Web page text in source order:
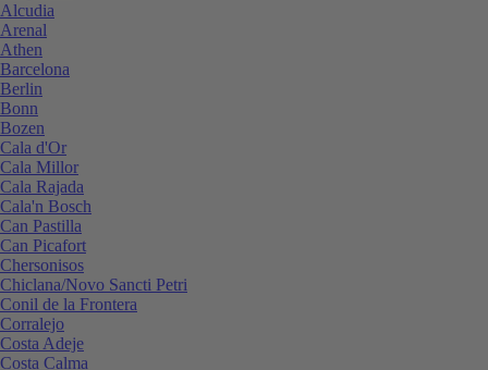
Alcudia
Arenal
Athen
Barcelona
Berlin
Bonn
Bozen
Cala d'Or
Cala Millor
Cala Rajada
Cala'n Bosch
Can Pastilla
Can Picafort
Chersonisos
Chiclana/Novo Sancti Petri
Conil de la Frontera
Corralejo
Costa Adeje
Costa Calma